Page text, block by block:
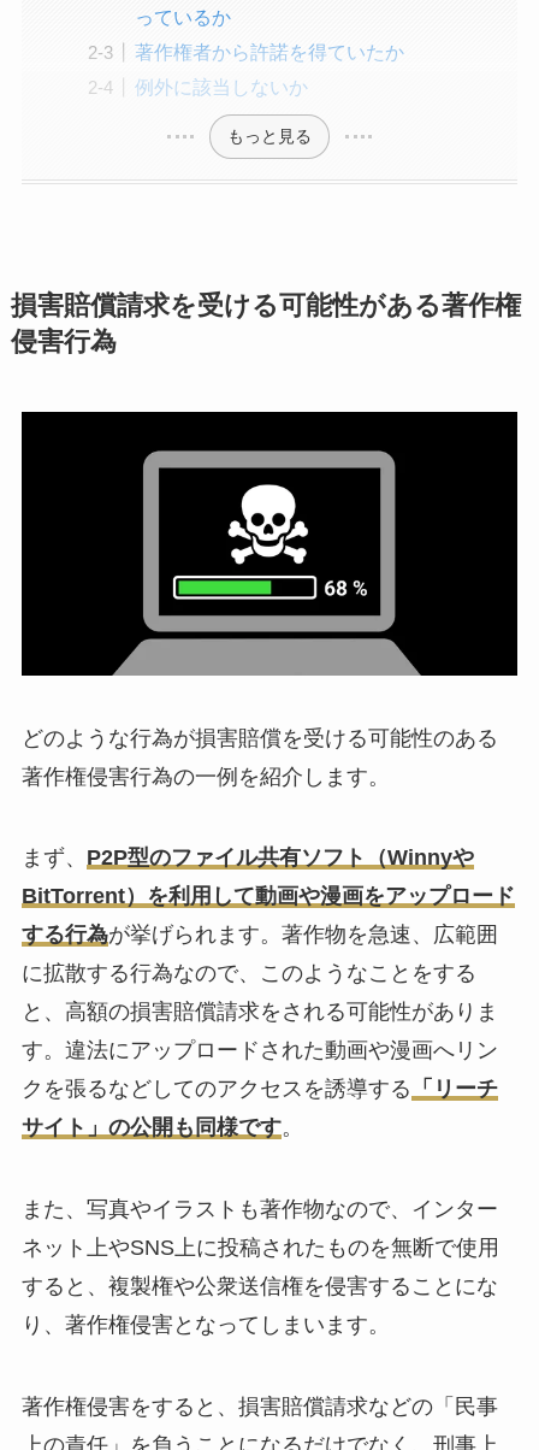
っているか
著作権者から許諾を得ていたか
例外に該当しないか
もっと見る
損害賠償請求を受ける可能性がある著作権
侵害行為
どのような行為が損害賠償を受ける可能性のある
著作権侵害行為の一例を紹介します。
まず、 P2P型のファイル共有ソフト（Winnyや
BitTorrent）を利用して動画や漫画をアップロード
する行為が挙げられます。著作物を急速、広範囲
に拡散する行為なので、このようなことをする
と、高額の損害賠償請求をされる可能性がありま
す。違法にアップロードされた動画や漫画へリン
クを張るなどしてのアクセスを誘導する 「リーチ
サイト」の公開も同様です。
また、写真やイラストも著作物なので、インター
ネット上やSNS上に投稿されたものを無断で使用
すると、複製権や公衆送信権を侵害することにな
り、著作権侵害となってしまいます。
著作権侵害をすると、損害賠償請求などの「民事
上の責任」を負うことになるだけでなく、刑事上